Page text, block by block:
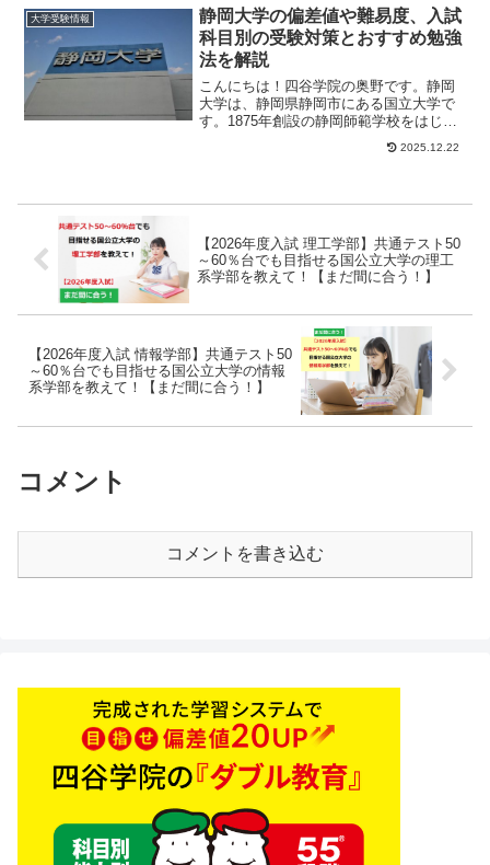
大学受験情報
静岡大学の偏差値や難易度、入試
科目別の受験対策とおすすめ勉強
法を解説
こんにちは！四谷学院の奥野です。静岡
大学は、静岡県静岡市にある国立大学で
す。1875年創設の静岡師範学校をはじめ
とする県内の5校を統合し、1949年に新制
2025.12.22
【2026年度入試 理工学部】共通テスト50
～60％台でも目指せる国公立大学の理工
系学部を教えて！【まだ間に合う！】
【2026年度入試 情報学部】共通テスト50
～60％台でも目指せる国公立大学の情報
系学部を教えて！【まだ間に合う！】
コメント
コメントを書き込む